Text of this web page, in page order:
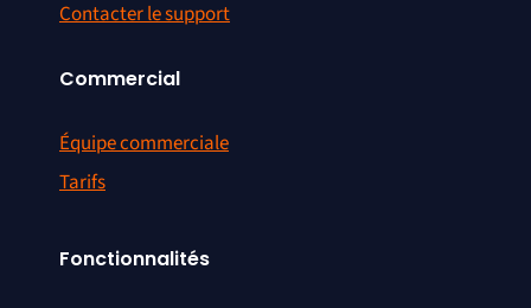
Contacter le support
Commercial
Équipe commerciale
Tarifs
Fonctionnalités